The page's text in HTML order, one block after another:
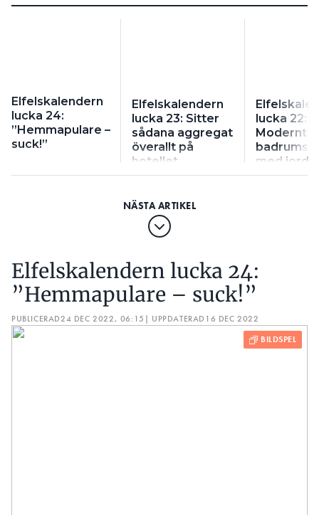
Elfelskalendern
lucka 24:
”Hemmapulare –
suck!”
Elfelskalendern
lucka 23: Sitter
sådana aggregat
överallt på
hotellet
lucka 22:
Modernt
med
på
Elfelskalendern lucka 24:
”Hemmapulare – suck!”
PUBLICERAD24 DEC 2022, 06:15 | UPPDATERAD 16 DEC 2022